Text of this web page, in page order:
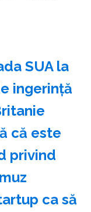
SUA la
ingerinţă
că este
privind
ca să